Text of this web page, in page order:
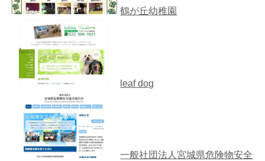
鶴が丘幼稚園
leaf dog
一般社団法人宮城県危険物安全